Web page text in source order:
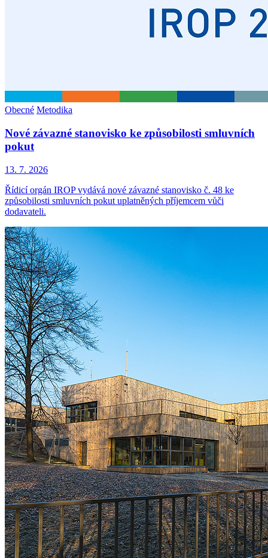
Obecné Metodika
Nové závazné stanovisko ke způsobilosti smluvních
pokut
13. 7. 2026
Řídicí orgán IROP vydává nové závazné stanovisko č. 48 ke
způsobilosti smluvních pokut uplatněných příjemcem vůči
dodavateli.